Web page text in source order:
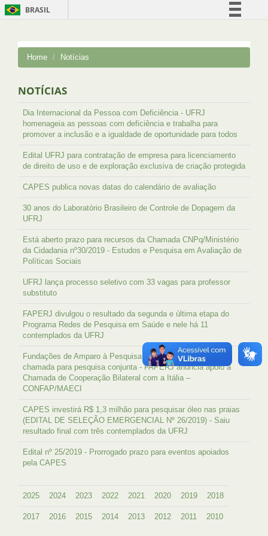
BRASIL
Comunica BR
Canais
Home Notícias
NOTÍCIAS
Dia Internacional da Pessoa com Deficiência - UFRJ
homenageia as pessoas com deficiência e trabalha para
promover a inclusão e a igualdade de oportunidade para todos
Edital UFRJ para contratação de empresa para licenciamento
de direito de uso e de exploração exclusiva de criação protegida
CAPES publica novas datas do calendário de avaliação
30 anos do Laboratório Brasileiro de Controle de Dopagem da
UFRJ
Está aberto prazo para recursos da Chamada CNPq/Ministério
da Cidadania nº30/2019 - Estudos e Pesquisa em Avaliação de
Políticas Sociais
UFRJ lança processo seletivo com 33 vagas para professor
substituto
FAPERJ divulgou o resultado da segunda e última etapa do
Programa Redes de Pesquisa em Saúde e nele há 11
contemplados da UFRJ
Fundações de Amparo à Pesquisa e governo italiano lançam
chamada para pesquisa conjunta - FAPERJ anuncia apoio à
Chamada de Cooperação Bilateral com a Itália –
CONFAP/MAECI
CAPES investirá R$ 1,3 milhão para pesquisar óleo nas praias
(EDITAL DE SELEÇÃO EMERGENCIAL Nº 26/2019) - Saiu
resultado final com três contemplados da UFRJ
Edital nº 25/2019 - Prorrogado prazo para eventos apoiados
pela CAPES
2025 2024 2023 2022 2021 2020 2019 2018
2017 2016 2015 2014 2013 2012 2011 2010